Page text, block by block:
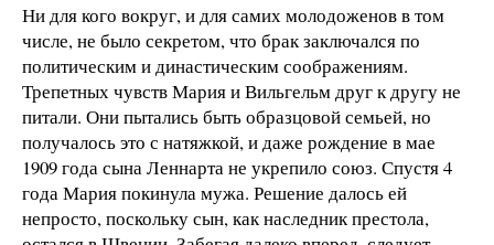
Ни для кого вокруг, и для самих молодоженов в том
числе, не было секретом, что брак заключался по
политическим и династическим соображениям.
Трепетных чувств Мария и Вильгельм друг к другу не
питали. Они пытались быть образцовой семьей, но
получалось это с натяжкой, и даже рождение в мае
1909 года сына Леннарта не укрепило союз. Спустя 4
года Мария покинула мужа. Решение далось ей
непросто, поскольку сын, как наследник престола,